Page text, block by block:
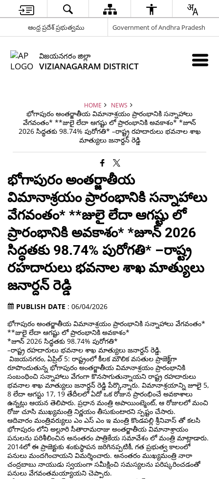
ఆంధ్ర ప్రదేశ్ ప్రభుత్వము Government of Andhra Pradesh
విజయనగరం జిల్లా
VIZIANAGARAM DISTRICT
HOME NEWS
భోగాపురం అంతర్జాతీయ విమానాశ్రయం ప్రారంభానికి సన్నాహాలు
వేగవంతం* **జులై లేదా ఆగష్టు లో ప్రారంభానికి అవకాశం* *జూన్
2026 సిద్ధతకు 98.74% పురోగతి* –రాష్ట్ర రహదారులు భవనాల శాఖ
మాత్యులు జనార్దన్ రెడ్డి
భోగాపురం అంతర్జాతీయ
విమానాశ్రయం ప్రారంభానికి సన్నాహాలు
వేగవంతం* **జులై లేదా ఆగష్టు లో
ప్రారంభానికి అవకాశం* *జూన్ 2026
సిద్ధతకు 98.74% పురోగతి* –రాష్ట్ర
రహదారులు భవనాల శాఖ మాత్యులు
జనార్దన్ రెడ్డి
PUBLISH DATE : 06/04/2026
భోగాపురం అంతర్జాతీయ విమానాశ్రయం ప్రారంభానికి సన్నాహాలు వేగవంతం*
**జులై లేదా ఆగష్టు లో ప్రారంభానికి అవకాశం*
*జూన్ 2026 సిద్ధతకు 98.74% పురోగతి*
–రాష్ట్ర రహదారులు భవనాల శాఖ మాత్యులు జనార్దన్ రెడ్డి.
విజయనగరం, ఏప్రిల్ 5: రాష్ట్రంలో కీలక మౌలిక వసతుల ప్రాజెక్ట్‌గా
రూపొందుతున్న భోగాపురం అంతర్జాతీయ విమానాశ్రయం ప్రారంభానికి
సంబంధించి సన్నాహాలు వేగంగా కొనసాగుతున్నాయని రాష్ట్ర రహదారులు
భవనాల శాఖ మాత్యులు జనార్దన్ రెడ్డి పేర్కొన్నారు. విమానాశ్రయాన్ని జూలై 5,
8 లేదా ఆగస్టు 17, 19 తేదీలలో ఏదో ఒక రోజున ప్రారంభించే అవకాశాలు
ఉన్నట్లు ఆయన తెలిపారు. ప్రధాన మంత్రి అపాయింట్మెంట్, ఆ రోజులలో మంచి
రోజు చూసి ముఖ్యమంత్రి నిర్ణయం తీసుకుంటారని స్పష్టం చేసారు.
ఆదివారం మంత్రివర్యులు ఎం ఎస్ ఎం ఇ మంత్రి కొండపల్లి శ్రీనివాస్ తో కలసి
భోగాపురం లోని అల్లూరి సీతారామరాజు అంతర్జాతీయ విమానాశ్రాయం
పనులను పరిశీలించిన అనంతరం పాత్రికేయ సమావేశం లో మంత్రి మాట్లాడారు.
2014లో ఈ ప్రాజెక్టుకు శంకుస్థాపన జరిగినప్పటికీ, గత ప్రభుత్వ కాలంలో
పనులు మందగించాయని విమర్శించారు. అనంతరం ముఖ్యమంత్రి నారా
చంద్రబాబు నాయుడు స్వయంగా సమీక్షించి సమస్యలను పరిష్కరించడంతో
పనులు వేగవంతమయ్యాయని చెప్పారు.